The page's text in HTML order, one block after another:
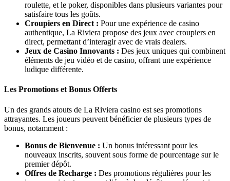
roulette, et le poker, disponibles dans plusieurs variantes pour
satisfaire tous les goûts.
Croupiers en Direct : Pour une expérience de casino
authentique, La Riviera propose des jeux avec croupiers en
direct, permettant d’interagir avec de vrais dealers.
Jeux de Casino Innovants : Des jeux uniques qui combinent
éléments de jeu vidéo et de casino, offrant une expérience
ludique différente.
Les Promotions et Bonus Offerts
Un des grands atouts de La Riviera casino est ses promotions
attrayantes. Les joueurs peuvent bénéficier de plusieurs types de
bonus, notamment :
Bonus de Bienvenue : Un bonus intéressant pour les
nouveaux inscrits, souvent sous forme de pourcentage sur le
premier dépôt.
Offres de Recharge : Des promotions régulières pour les